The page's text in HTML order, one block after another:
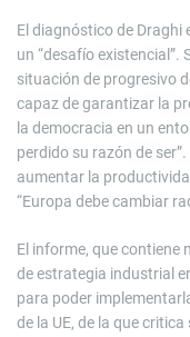
El diagnóstico de Draghi
un “desafío existencial”.
situación de progresivo
capaz de garantizar la
la democracia en un
perdido su razón de
aumentar la
“Europa debe cambiar
El informe, que contiene
de estrategia industrial
para poder
de la UE, de la que